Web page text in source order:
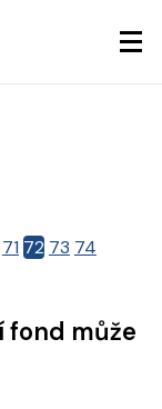
71 72 73 74